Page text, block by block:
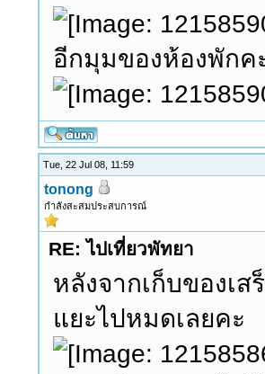
อีกมุมของห้องพักค
Tue, 22 Jul 08, 11:59
tonong
กำลังสะสมประสบการณ์
RE: ไปเที่ยวพัทยา
หลังจากเก็บของเ
แยะไปหมดเลยคะ